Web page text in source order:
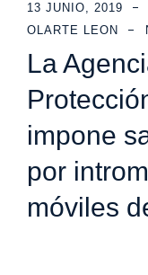
13 JUNIO, 2019
OLARTE LEON
La
impone
por
móviles